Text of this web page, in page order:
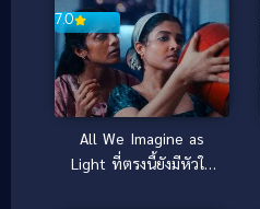
7.0
All We Imagine as
Light ที่ตรงนี้ยังมีหัวใจ